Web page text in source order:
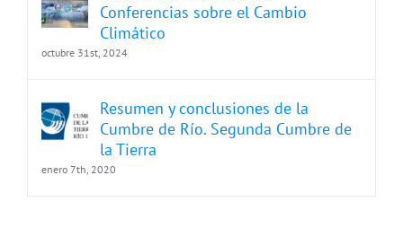
Conferencias sobre el Cambio
Climático
octubre 31st, 2024
Resumen y conclusiones de la
Cumbre de Río. Segunda Cumbre de
la Tierra
enero 7th, 2020